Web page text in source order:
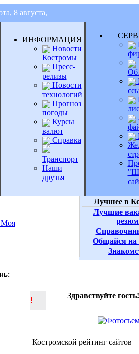
8 августа,
ИНФОРМАЦИЯ
Новости
Костромы
Пресс-
релизы
Новости
технологий
Прогноз
погоды
Курсы
валют
Справка
Транспорт
Наши
друзья
Лучшее в
Лучшие
Общайся на
!
Здравствуйте
Костромской рейтинг сайтов